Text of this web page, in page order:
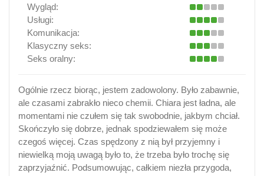
Wygląd:
Usługi:
Komunikacja:
Klasyczny seks:
Seks oralny:
Ogólnie rzecz biorąc, jestem zadowolony. Było zabawnie,
ale czasami zabrakło nieco chemii. Chiara jest ładna, ale
momentami nie czułem się tak swobodnie, jakbym chciał.
Skończyło się dobrze, jednak spodziewałem się może
czegoś więcej. Czas spędzony z nią był przyjemny i
niewielką moją uwagą było to, że trzeba było trochę się
zaprzyjaźnić. Podsumowując, całkiem niezła przygoda,